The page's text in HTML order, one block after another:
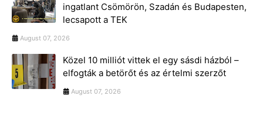
ingatlant Csömörön, Szadán és Budapesten,
lecsapott a TEK
August 07, 2026
Közel 10 milliót vittek el egy sásdi házból –
elfogták a betörőt és az értelmi szerzőt
August 07, 2026